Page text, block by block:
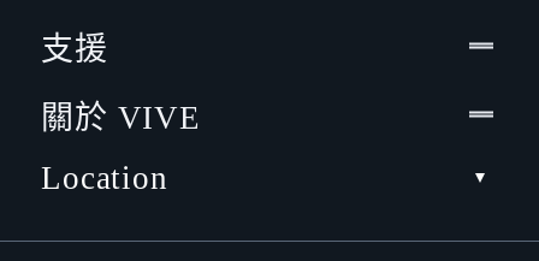
支援
關於 VIVE
Location